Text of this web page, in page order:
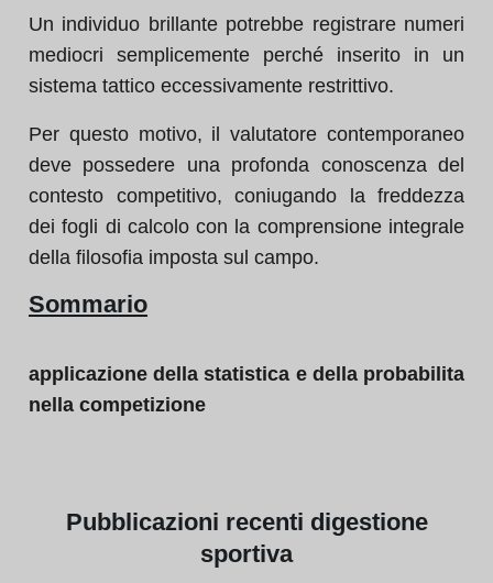
Un individuo brillante potrebbe registrare numeri
mediocri semplicemente perché inserito in un
sistema tattico eccessivamente restrittivo.
Per questo motivo, il valutatore contemporaneo
deve possedere una profonda conoscenza del
contesto competitivo, coniugando la freddezza
dei fogli di calcolo con la comprensione integrale
della filosofia imposta sul campo.
Sommario
applicazione della statistica e della probabilita
nella competizione
Pubblicazioni recenti digestione
sportiva